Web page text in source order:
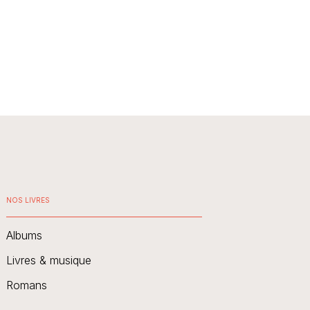
NOS LIVRES
Albums
Livres & musique
Romans